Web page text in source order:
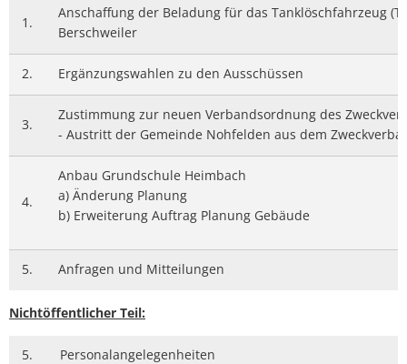
1.
Anschaffung der Beladung für das Tanklöschfahrzeug
Berschweiler
2. Ergänzungswahlen zu den Ausschüssen
3.
Zustimmung zur neuen Verbandsordnung des
- Austritt der Gemeinde Nohfelden aus dem
4.
Anbau Grundschule Heimbach
a) Änderung Planung
b) Erweiterung Auftrag Planung Gebäude
5. Anfragen und Mitteilungen
Nichtöffentlicher Teil:
5. Personalangelegenheiten